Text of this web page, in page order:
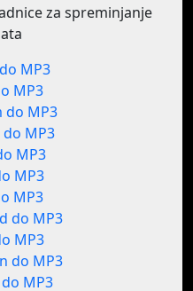
za spreminjanje
MP3
MP3
do MP3
MP3
MP3
MP3
MP3
do MP3
MP3
do MP3
MP3